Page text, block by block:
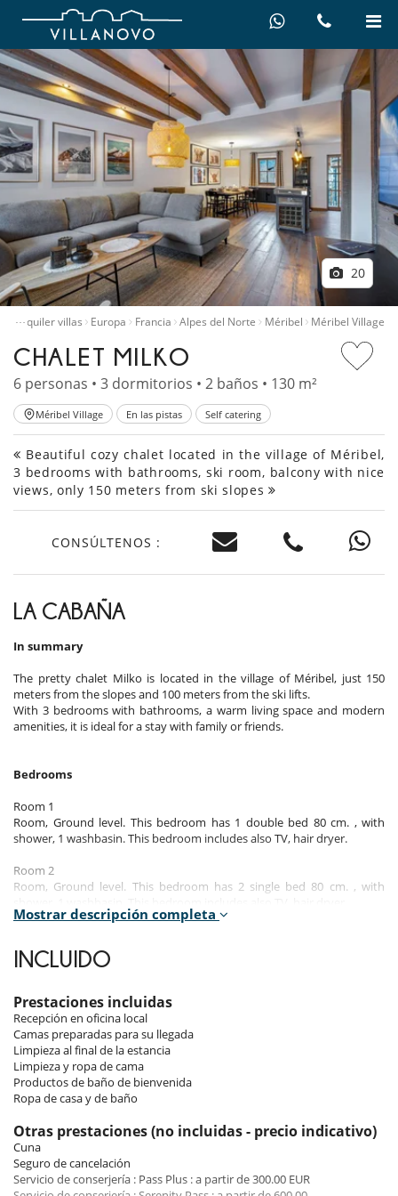
20
…
Alquiler villas Europa Francia Alpes del Norte Méribel Méribel Village
CHALET MILKO
6 personas • 3 dormitorios • 2 baños • 130 m²
Méribel Village En las pistas Self catering
Beautiful cozy chalet located in the village of Méribel,
3 bedrooms with bathrooms, ski room, balcony with nice
views, only 150 meters from ski slopes
CONSÚLTENOS :
LA CABAÑA
In summary
The pretty chalet Milko is located in the village of Méribel, just 150
meters from the slopes and 100 meters from the ski lifts.
With 3 bedrooms with bathrooms, a warm living space and modern
amenities, it is ideal for a stay with family or friends.
Bedrooms
Room 1
Room, Ground level. This bedroom has 1 double bed 80 cm. , with
shower, 1 washbasin. This bedroom includes also TV, hair dryer.
Room 2
Room, Ground level. This bedroom has 2 single bed 80 cm. , with
Room. This bedroom has 1 double bed 160 cm. This bedroom includes
also TV.
Indoors and outdoors
Modern and cozy, Chalet Milko is spread over 4 floors.
Inferior stage
This is where you will find the ski room and the laundry room.
Ground floor
You will find 2 bedrooms and their bathrooms.
First floor
The first floor houses the fully equipped open kitchen, the dining area,
the living room with TV, and access to the balcony with nice views over
Mostrar descripción completa
INCLUIDO
Prestaciones incluidas
Recepción en oficina local
Camas preparadas para su llegada
Limpieza al final de la estancia
Limpieza y ropa de cama
Productos de baño de bienvenida
Ropa de casa y de baño
Otras prestaciones (no incluidas - precio indicativo)
Cuna
Seguro de cancelación
Servicio de conserjería : Pass Plus : a partir de 300.00 EUR